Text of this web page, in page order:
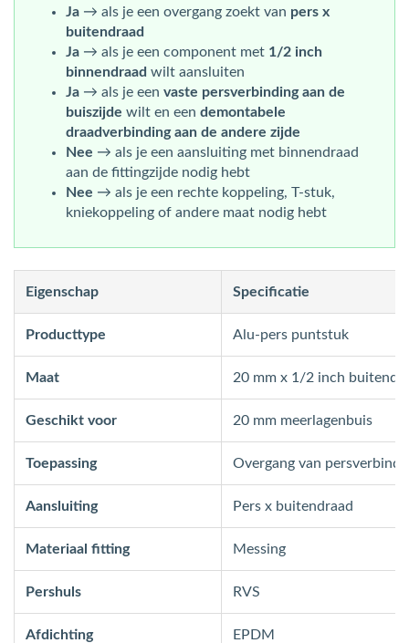
Ja → als je een overgang zoekt van pers x
buitendraad
Ja → als je een component met 1/2 inch
binnendraad wilt aansluiten
Ja → als je een vaste persverbinding aan de
buiszijde wilt en een demontabele
draadverbinding aan de andere zijde
Nee → als je een aansluiting met binnendraad
aan de fittingzijde nodig hebt
Nee → als je een rechte koppeling, T-stuk,
kniekoppeling of andere maat nodig hebt
Eigenschap Specificatie
Producttype Alu-pers puntstuk
Maat 20 mm x 1/2 inch
Geschikt voor 20 mm meerlagenbuis
Toepassing Overgang van
Aansluiting Pers x buitendraad
Materiaal fitting Messing
Pershuls RVS
Afdichting EPDM